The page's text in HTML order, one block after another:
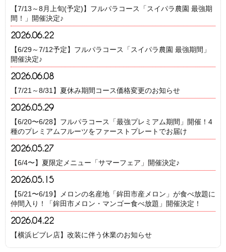
【7/13～8月上旬(予定)】フルパラコース「スイパラ農園 最強期
間！」開催決定♪
2026.06.22
【6/29～7/12予定】フルパラコース「スイパラ農園 最強期間」
開催決定♪
2026.06.08
【7/21～8/31】夏休み期間コース価格変更のお知らせ
2026.05.29
【6/20〜6/28】フルパラコース「最強プレミアム期間」開催！4
種のプレミアムフルーツをファーストプレートでお届け
2026.05.27
【6/4〜】夏限定メニュー「サマーフェア」開催決定♪
2026.05.15
【5/21〜6/19】メロンの名産地「鉾田市産メロン」が食べ放題に
仲間入り！「鉾田市メロン・マンゴー食べ放題」開催決定！
2026.04.22
【横浜ビブレ店】改装に伴う休業のお知らせ